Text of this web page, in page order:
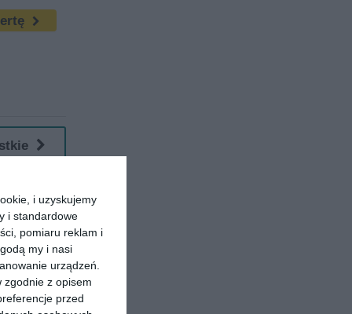
i uzyskujemy
i standardowe
pomiaru reklam i
my i nasi
urządzeń.
zgodnie z opisem
przed